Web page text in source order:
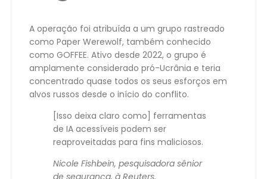
A operação foi atribuída a um grupo rastreado
como Paper Werewolf, também conhecido
como GOFFEE. Ativo desde 2022, o grupo é
amplamente considerado pró-Ucrânia e teria
concentrado quase todos os seus esforços em
alvos russos desde o início do conflito.
[Isso deixa claro como] ferramentas
de IA acessíveis podem ser
reaproveitadas para fins maliciosos.
Nicole Fishbein, pesquisadora sênior
de segurança, à Reuters.